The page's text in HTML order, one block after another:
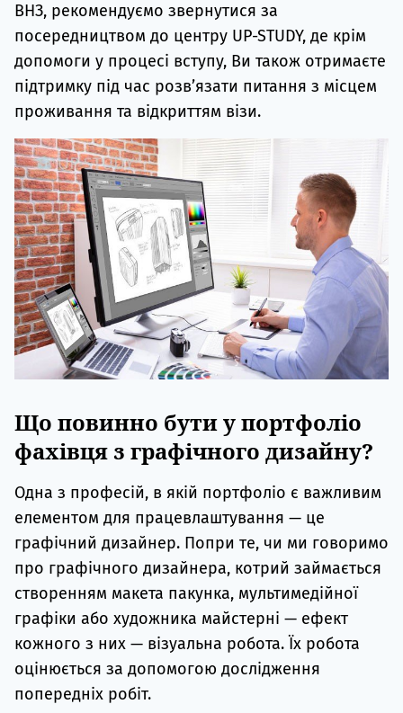
ВНЗ, рекомендуємо звернутися за
посередництвом до центру UP-STUDY, де крім
допомоги у процесі вступу, Ви також отримаєте
підтримку під час розв’язати питання з місцем
проживання та відкриттям візи.
Що повинно бути у портфоліо
фахівця з графічного дизайну?
Одна з професій, в якій портфоліо є важливим
елементом для працевлаштування — це
графічний дизайнер. Попри те, чи ми говоримо
про графічного дизайнера, котрий займається
створенням макета пакунка, мультимедійної
графіки або художника майстерні — ефект
кожного з них — візуальна робота. Їх робота
оцінюється за допомогою дослідження
попередніх робіт.